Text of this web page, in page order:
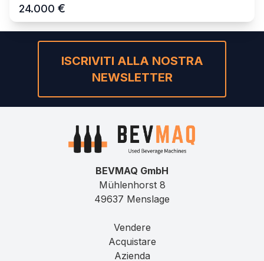
24.000 €
ISCRIVITI ALLA NOSTRA
NEWSLETTER
BEVMAQ GmbH
Mühlenhorst 8
49637 Menslage
Vendere
Acquistare
Azienda